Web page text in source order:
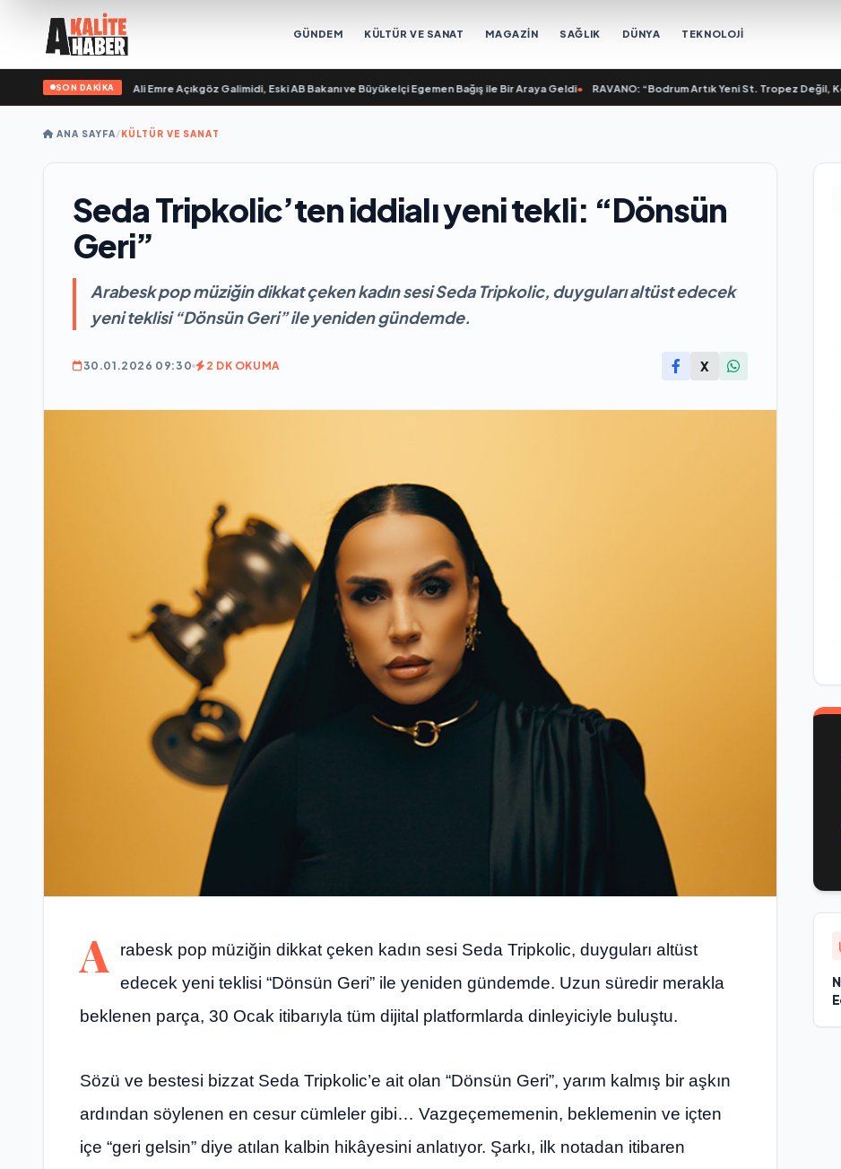
GÜNDEM KÜLTÜR VE SANAT MAGAZİN SAĞLIK DÜNYA TEKNOLOJİ
SON DAKİKA
“ yayımlandı• Ali Emre Açıkgöz Galimidi, Eski AB Bakanı ve Büyükelçi Egemen Bağış ile Bir Araya Geldi• RAVANO: “Bodrum Artık Yeni St. Tropez Değil,
ANA SAYFA/KÜLTÜR VE SANAT
Seda Tripkolic’ten iddialı yeni tekli: “Dönsün
Geri”
Arabesk pop müziğin dikkat çeken kadın sesi Seda Tripkolic, duyguları altüst edecek
yeni teklisi “Dönsün Geri” ile yeniden gündemde.
30.01.2026 09:30 2 DK OKUMA X
A
rabesk pop müziğin dikkat çeken kadın sesi Seda Tripkolic, duyguları altüst
edecek yeni teklisi “Dönsün Geri” ile yeniden gündemde. Uzun süredir merakla
beklenen parça, 30 Ocak itibarıyla tüm dijital platformlarda dinleyiciyle buluştu.
Sözü ve bestesi bizzat Seda Tripkolic’e ait olan “Dönsün Geri”, yarım kalmış bir aşkın
ardından söylenen en cesur cümleler gibi… Vazgeçememenin, beklemenin ve içten
içe “geri gelsin” diye atılan kalbin hikâyesini anlatıyor. Şarkı, ilk notadan itibaren